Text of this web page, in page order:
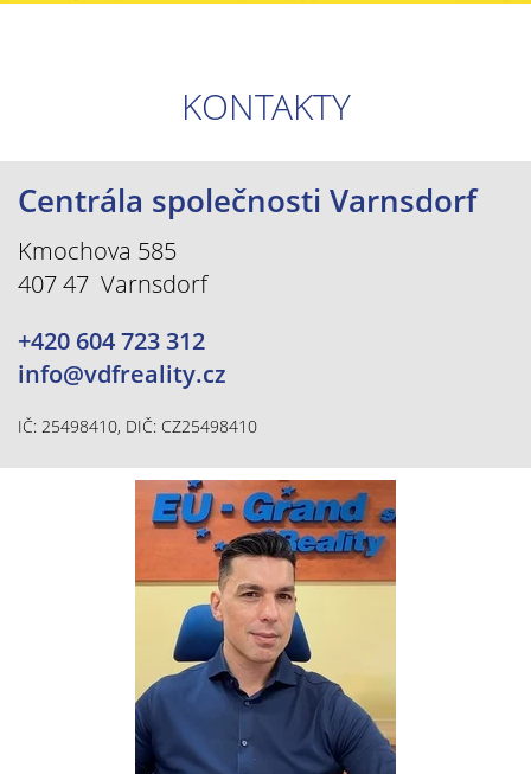
KONTAKTY
Centrála společnosti Varnsdorf
Kmochova 585
407 47 Varnsdorf
+420 604 723 312
info@vdfreality.cz
IČ: 25498410, DIČ: CZ25498410